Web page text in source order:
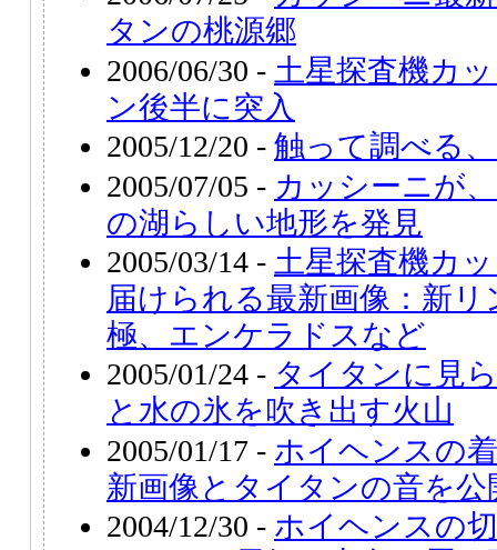
タンの桃源郷
2006/06/30 - 土星探査機カ
ン後半に突入
2005/12/20 - 触って調べる
2005/07/05 - カッシーニが
の湖らしい地形を発見
2005/03/14 - 土星探査機カ
届けられる最新画像：新
極、エンケラドスなど
2005/01/24 - タイタンに見
と水の氷を吹き出す火山
2005/01/17 - ホイヘンスの
新画像とタイタンの音を公
2004/12/30 - ホイヘンスの